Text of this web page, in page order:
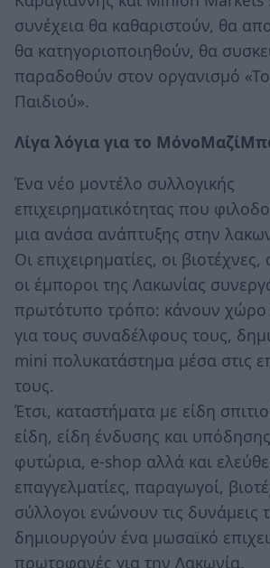
συνέχεια θα καθαριστούν, θα
θα κατηγοριοποιηθούν, θα
παραδοθούν στον οργανισμό
Παιδιού».
Λίγα λόγια για το
Ένα νέο μοντέλο συλλογικής
επιχειρηματικότητας που
μια ανάσα ανάπτυξης στην
Οι επιχειρηματίες, οι
οι έμποροι της Λακωνίας
πρωτότυπο τρόπο: κάνουν χώρο
για τους συναδέλφους τους,
mini πολυκατάστημα μέσα στις
τους.
Έτσι, καταστήματα με είδη
είδη, είδη ένδυσης και
φυτώρια, e-shop αλλά και
επαγγελματίες, παραγωγοί,
σύλλογοι ενώνουν τις δυνάμεις
δημιουργούν ένα μωσαϊκό
πρωτοφανές για την Λακωνία.